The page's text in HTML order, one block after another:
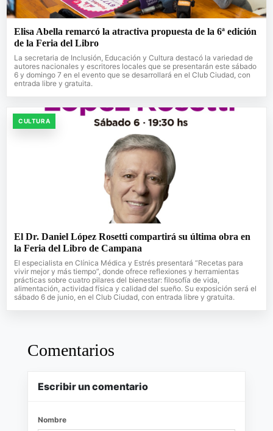
Elisa Abella remarcó la atractiva propuesta de la 6ª edición
de la Feria del Libro
La secretaria de Inclusión, Educación y Cultura destacó la variedad de
autores nacionales y escritores locales que se presentarán este sábado
6 y domingo 7 en el evento que se desarrollará en el Club Ciudad, con
entrada libre y gratuita.
CULTURA
El Dr. Daniel López Rosetti compartirá su última obra en
la Feria del Libro de Campana
El especialista en Clínica Médica y Estrés presentará “Recetas para
vivir mejor y más tiempo”, donde ofrece reflexiones y herramientas
prácticas sobre cuatro pilares del bienestar: filosofía de vida,
alimentación, actividad física y calidad del sueño. Su exposición será el
sábado 6 de junio, en el Club Ciudad, con entrada libre y gratuita.
Comentarios
Escribir un comentario
Nombre